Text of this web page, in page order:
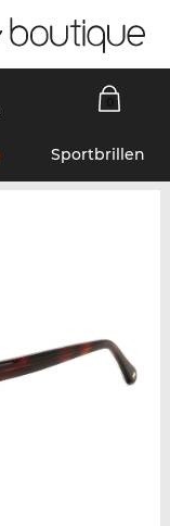
Sportbrillen